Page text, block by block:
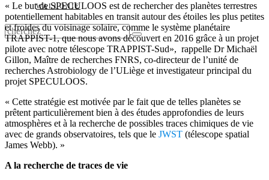
WALLONIE
« Le but de SPECULOOS est de rechercher des planètes terrestres
potentiellement habitables en transit autour des étoiles les plus petites
et froides du voisinage solaire, comme le système planétaire
TRAPPIST-1, que nous avons découvert en 2016 grâce à un projet
pilote avec notre télescope TRAPPIST-Sud», rappelle Dr Michaël
Gillon, Maître de recherches FNRS, co-directeur de l’unité de
recherches Astrobiology de l’ULiège et investigateur principal du
projet SPECULOOS.
« Cette stratégie est motivée par le fait que de telles planètes se
prêtent particulièrement bien à des études approfondies de leurs
atmosphères et à la recherche de possibles traces chimiques de vie
avec de grands observatoires, tels que le JWST (télescope spatial
James Webb). »
A la recherche de traces de vie